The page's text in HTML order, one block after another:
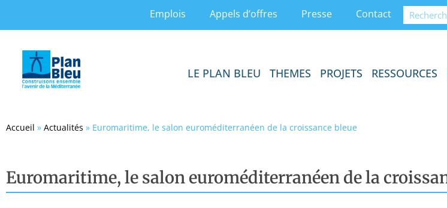
Emplois Appels d’offres Presse Contact
LE PLAN BLEU THEMES PROJETS RESSOURCES
Accueil » Actualités » Euromaritime, le salon euroméditerranéen de la croissance bleue
Euromaritime, le salon euroméditerranéen de la